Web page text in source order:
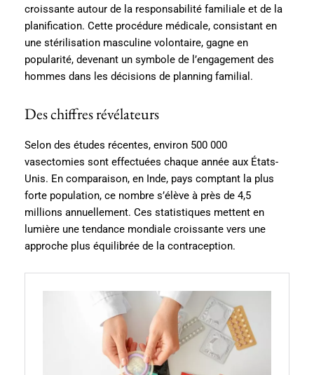
croissante autour de la responsabilité familiale et de la
planification. Cette procédure médicale, consistant en
une stérilisation masculine volontaire, gagne en
popularité, devenant un symbole de l’engagement des
hommes dans les décisions de planning familial.
Des chiffres révélateurs
Selon des études récentes, environ 500 000
vasectomies sont effectuées chaque année aux États-
Unis. En comparaison, en Inde, pays comptant la plus
forte population, ce nombre s’élève à près de 4,5
millions annuellement. Ces statistiques mettent en
lumière une tendance mondiale croissante vers une
approche plus équilibrée de la contraception.